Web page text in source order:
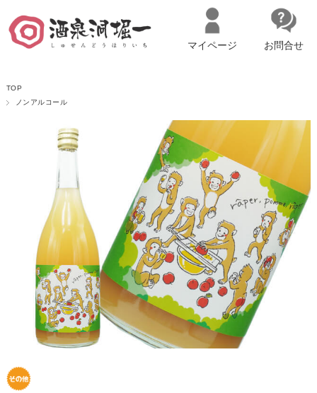
マイページ お問合せ
TOP
ノンアルコール